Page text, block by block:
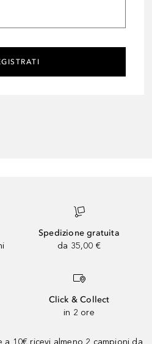
Spedizione gratuita
da 35,00 €
Click & Collect
in 2 ore
10€ ricevi almeno 2 campioni da